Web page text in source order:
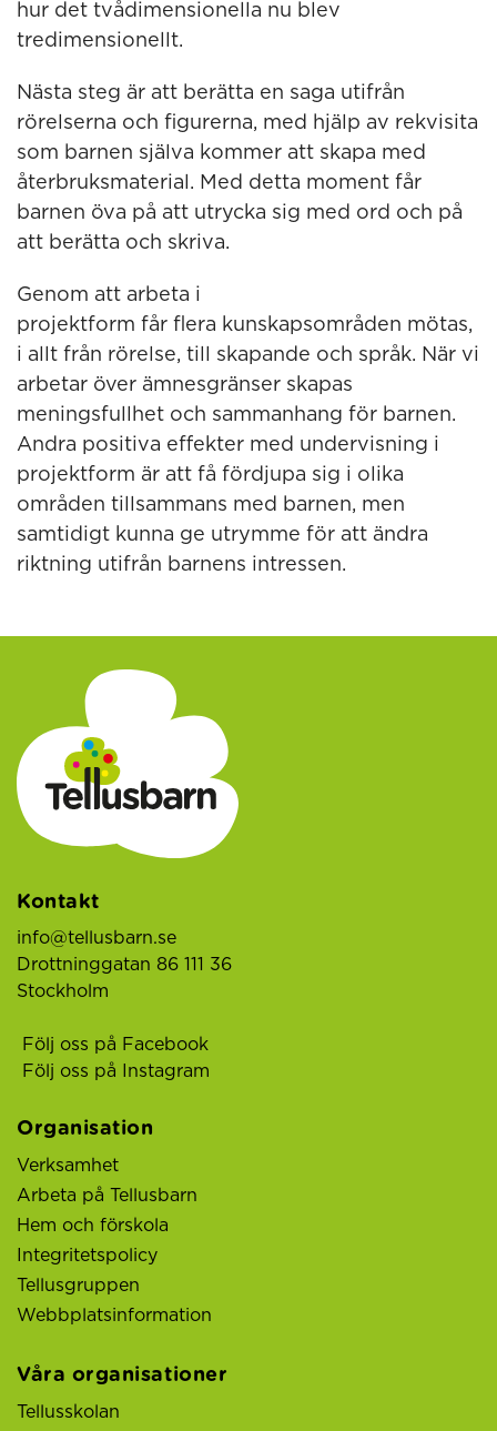
hur det tvådimensionella nu blev
tredimensionellt.
Nästa steg är att berätta en saga utifrån
rörelserna och figurerna, med hjälp av rekvisita
som barnen själva kommer att skapa med
återbruksmaterial. Med detta moment får
barnen öva på att utrycka sig med ord och på
att berätta och skriva.
Genom att arbeta i
projektform får flera kunskapsområden mötas,
i allt från rörelse, till skapande och språk. När vi
arbetar över ämnesgränser skapas
meningsfullhet och sammanhang för barnen.
Andra positiva effekter med undervisning i
projektform är att få fördjupa sig i olika
områden tillsammans med barnen, men
samtidigt kunna ge utrymme för att ändra
riktning utifrån barnens intressen.
Kontakt
info@tellusbarn.se
Drottninggatan 86 111 36
Stockholm
Följ oss på Facebook
Följ oss på Instagram
Organisation
Verksamhet
Arbeta på Tellusbarn
Hem och förskola
Integritetspolicy
Tellusgruppen
Webbplatsinformation
Våra organisationer
Tellusskolan